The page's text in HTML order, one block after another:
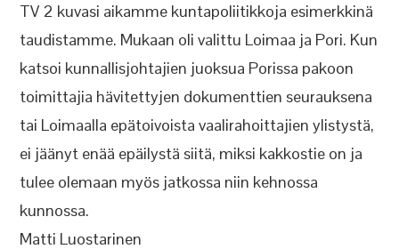
TV 2 kuvasi aikamme kuntapoliitikkoja esimerkkinä
taudistamme. Mukaan oli valittu Loimaa ja Pori. Kun
katsoi kunnallisjohtajien juoksua Porissa pakoon
toimittajia hävitettyjen dokumenttien seurauksena
tai Loimaalla epätoivoista vaalirahoittajien ylistystä,
ei jäänyt enää epäilystä siitä, miksi kakkostie on ja
tulee olemaan myös jatkossa niin kehnossa
kunnossa.
Matti Luostarinen